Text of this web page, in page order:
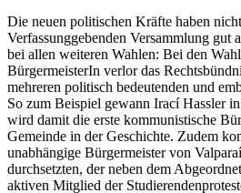
Die neuen politischen Kräfte haben
Verfassunggebenden Versammlung gut
bei allen weiteren Wahlen: Bei den
BürgermeisterIn verlor das
mehreren politisch bedeutenden und
So zum Beispiel gewann Irací Hassler
wird damit die erste kommunistische
Gemeinde in der Geschichte. Zudem
unabhängige Bürgermeister von
durchsetzten, der neben dem
aktiven Mitglied der